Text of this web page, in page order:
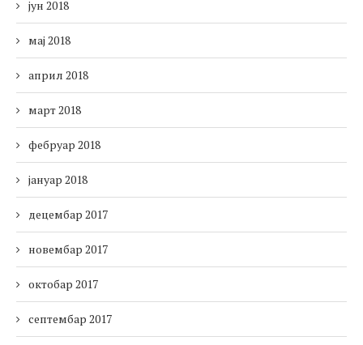
јун 2018
мај 2018
април 2018
март 2018
фебруар 2018
јануар 2018
децембар 2017
новембар 2017
октобар 2017
септембар 2017